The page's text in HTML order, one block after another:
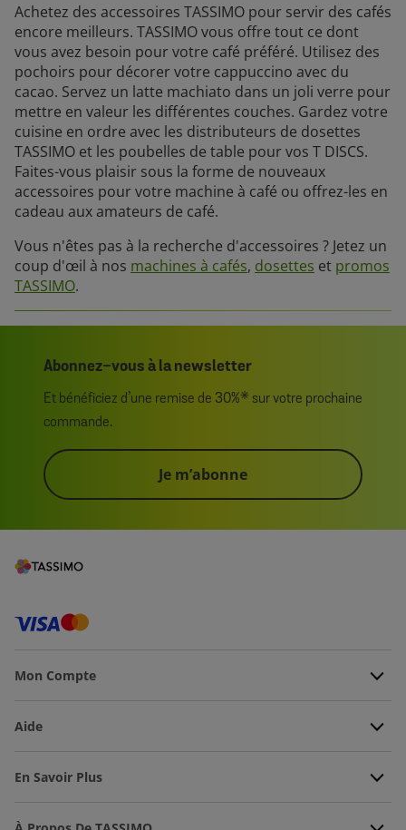
Achetez des accessoires TASSIMO pour servir des cafés
encore meilleurs. TASSIMO vous offre tout ce dont
vous avez besoin pour votre café préféré. Utilisez des
pochoirs pour décorer votre cappuccino avec du
cacao. Servez un latte machiato dans un joli verre pour
mettre en valeur les différentes couches. Gardez votre
cuisine en ordre avec les distributeurs de dosettes
TASSIMO et les poubelles de table pour vos T DISCS.
Faites-vous plaisir sous la forme de nouveaux
accessoires pour votre machine à café ou offrez-les en
cadeau aux amateurs de café.
Vous n'êtes pas à la recherche d'accessoires ? Jetez un
coup d'œil à nos machines à cafés, dosettes et promos
TASSIMO.
Abonnez-vous à la newsletter
Et bénéficiez d’une remise de 30%* sur votre prochaine
commande.
Je m’abonne
Mon Compte
Aide
En Savoir Plus